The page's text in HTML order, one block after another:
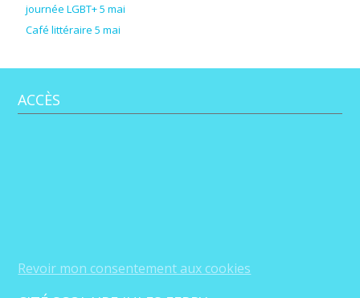
journée LGBT+ 5 mai
Café littéraire 5 mai
ACCÈS
Revoir mon consentement aux cookies